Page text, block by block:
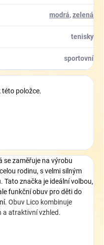
modrá,zelená
tenisky
sportovní
této položce.
se zaměřuje na výrobu
rodinu, s velmi silným
. Tato značka je ideální volbou,
funkční obuv pro děti do
Obuv Lico kombinuje
a atraktivní vzhled.